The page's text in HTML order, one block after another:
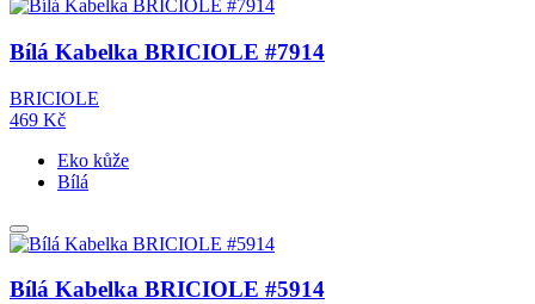
Bílá Kabelka BRICIOLE #7914
BRICIOLE
469 Kč
Eko kůže
Bílá
Bílá Kabelka BRICIOLE #5914